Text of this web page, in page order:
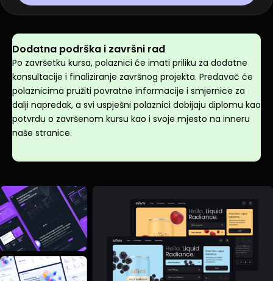
Dodatna podrška i završni rad
Po završetku kursa, polaznici će imati priliku za dodatne
konsultacije i finaliziranje završnog projekta. Predavač će
polaznicima pružiti povratne informacije i smjernice za
dalji napredak, a svi uspješni polaznici dobijaju diplomu kao
potvrdu o završenom kursu kao i svoje mjesto na inneru
naše stranice.